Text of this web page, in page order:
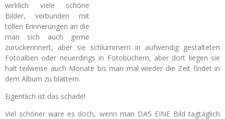
wirklich viele schöne
Bilder, verbunden mit
tollen Erinnerungen an die
man sich auch gerne
zurückerinnert, aber sie schlummern in aufwendig gestalteten
Fotoalben oder neuerdings in Fotobüchern, aber dort liegen sie
halt teilweise auch Monate bis man mal wieder die Zeit findet in
dem Album zu blättern.
Eigentlich ist das schade!
Viel schöner wäre es doch, wenn man DAS EINE Bild tagtäglich